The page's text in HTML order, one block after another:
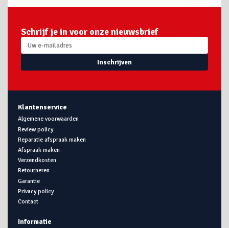
Schrijf je in voor onze nieuwsbrief
Inschrijven
Klantenservice
Algemene voorwaarden
Review policy
Reparatie afspraak maken
Afspraak maken
Verzendkosten
Retourneren
Garantie
Privacy policy
Contact
Informatie